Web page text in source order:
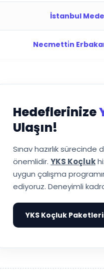
İstanbul
Necmetti̇n
Hedeflerinize
Ulaşın!
Sınav hazırlık
önemlidir. YKS Koçluk
uygun çalışma
ediyoruz. Deneyimli
YKS Koçluk